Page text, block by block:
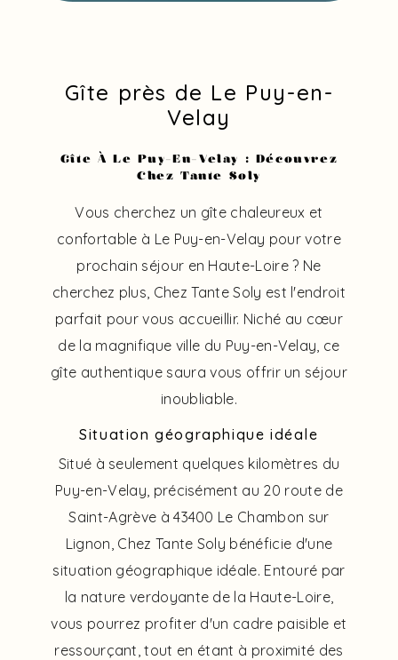
Gîte près de Le Puy-en-
Velay
Gîte À Le Puy-En-Velay : Découvrez
Chez Tante Soly
Vous cherchez un gîte chaleureux et
confortable à Le Puy-en-Velay pour votre
prochain séjour en Haute-Loire ? Ne
cherchez plus, Chez Tante Soly est l'endroit
parfait pour vous accueillir. Niché au cœur
de la magnifique ville du Puy-en-Velay, ce
gîte authentique saura vous offrir un séjour
inoubliable.
Situation géographique idéale
Situé à seulement quelques kilomètres du
Puy-en-Velay, précisément au 20 route de
Saint-Agrève à 43400 Le Chambon sur
Lignon, Chez Tante Soly bénéficie d'une
situation géographique idéale. Entouré par
la nature verdoyante de la Haute-Loire,
vous pourrez profiter d'un cadre paisible et
ressourçant, tout en étant à proximité des